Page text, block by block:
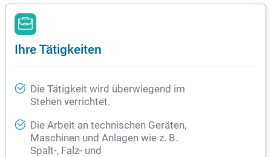
Ihre Tätigkeiten
Die Tätigkeit wird überwiegend im
Stehen verrichtet.
Die Arbeit an technischen Geräten,
Maschinen und Anlagen wie z. B.
Spalt-, Falz- und